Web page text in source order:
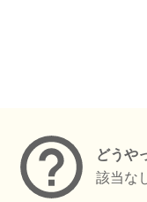
どうや
該当な